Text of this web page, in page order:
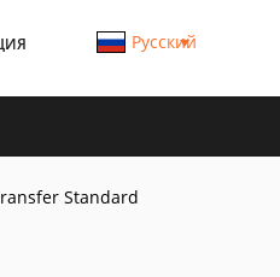
Русский
Standard